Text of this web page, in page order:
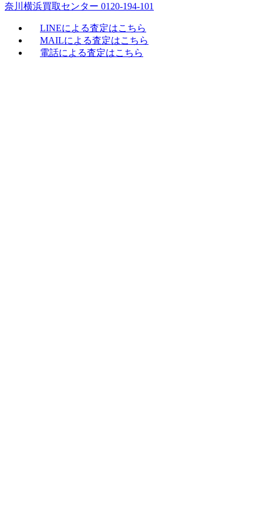
奈川横浜買取センター 0120-194-101
LINEによる査定はこちら
MAILによる査定はこちら
電話による査定はこちら